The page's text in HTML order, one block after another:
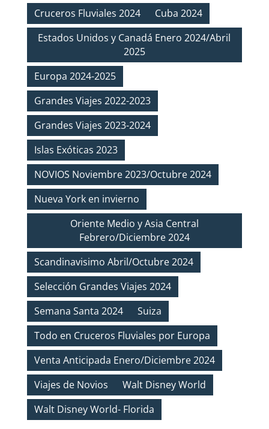
Cruceros Fluviales 2024
Cuba 2024
Estados Unidos y Canadá Enero 2024/Abril
2025
Europa 2024-2025
Grandes Viajes 2022-2023
Grandes Viajes 2023-2024
Islas Exóticas 2023
NOVIOS Noviembre 2023/Octubre 2024
Nueva York en invierno
Oriente Medio y Asia Central
Febrero/Diciembre 2024
Scandinavisimo Abril/Octubre 2024
Selección Grandes Viajes 2024
Semana Santa 2024
Suiza
Todo en Cruceros Fluviales por Europa
Venta Anticipada Enero/Diciembre 2024
Viajes de Novios
Walt Disney World
Walt Disney World- Florida